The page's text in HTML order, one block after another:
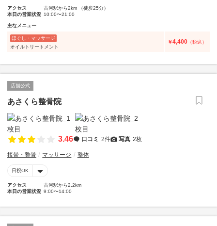
アクセス
古河駅から2km （徒歩25分）
本日の営業状況 10:00〜21:00
主なメニュー
ほぐし・マッサージ
オイルトリートメント
￥4,400 （税込）
店舗公式
あさくら整骨院
3.46 口コミ 2件 写真 2枚
接骨・整骨 マッサージ 整体
日祝OK
アクセス
古河駅から2.2km
本日の営業状況 9:00〜14:00